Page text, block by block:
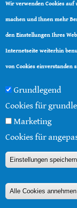
Wir verwenden Cookies
machen und Ihnen mehr
den Einstellungen Ihres
Internetseite weiterhin
von Cookies einverstanden
Grundlegend
Cookies für
Marketing
Cookies für
Einstellungen speichern
Alle Cookies annehmen